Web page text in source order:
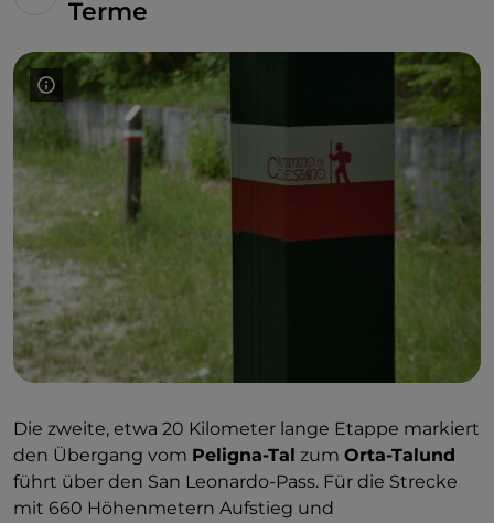
Terme
Die zweite, etwa 20 Kilometer lange Etappe markiert
den Übergang vom Peligna-Tal zum Orta-Talund
führt über den San Leonardo-Pass. Für die Strecke
mit 660 Höhenmetern Aufstieg und